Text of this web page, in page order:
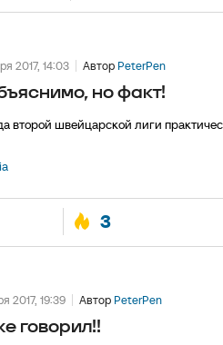
2017, 14:03 Автор PeterPen
но факт!
второй швейцарской лиги
3
2017, 19:39 Автор PeterPen
говорил!!